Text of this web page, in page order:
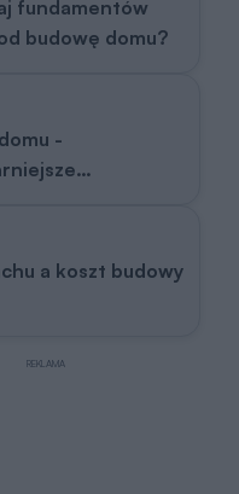
fundamentów
budowę domu?
-
a koszt budowy
REKLAMA